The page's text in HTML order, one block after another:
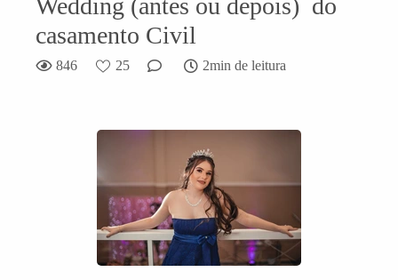
Wedding (antes ou depois) do
casamento Civil
846 25 2min de leitura